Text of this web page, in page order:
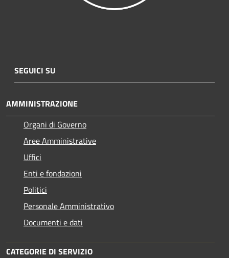
SEGUICI SU
AMMINISTRAZIONE
Organi di Governo
Aree Amministrative
Uffici
Enti e fondazioni
Politici
Personale Amministrativo
Documenti e dati
CATEGORIE DI SERVIZIO